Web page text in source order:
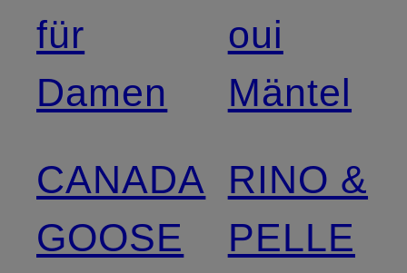
für
Damen
CANADA
GOOSE
oui
Mäntel
RINO &
PELLE